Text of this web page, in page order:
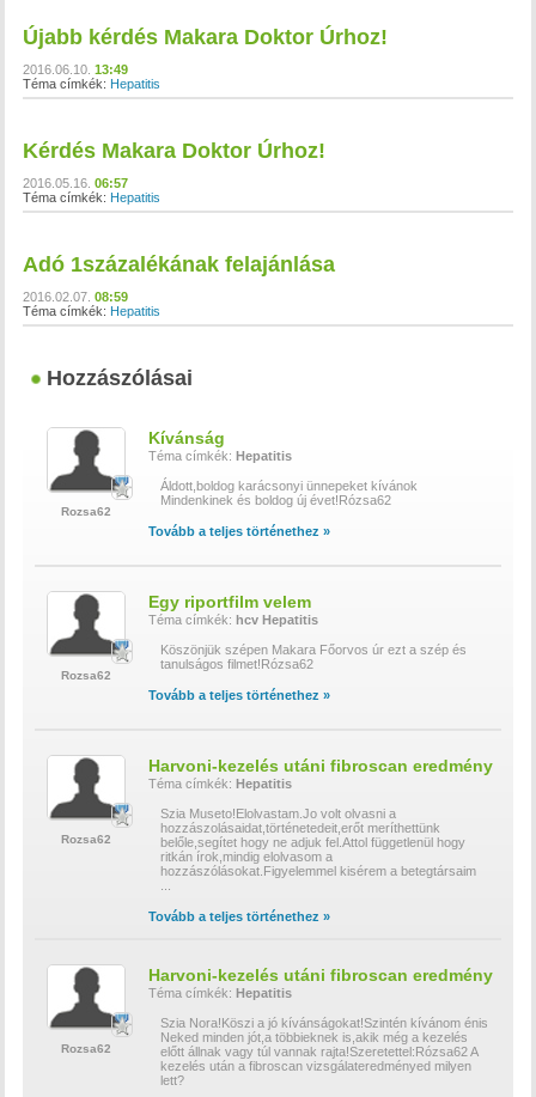
Újabb kérdés Makara Doktor Úrhoz!
2016.06.10. 13:49
Téma címkék: Hepatitis
Kérdés Makara Doktor Úrhoz!
2016.05.16. 06:57
Téma címkék: Hepatitis
Adó 1százalékának felajánlása
2016.02.07. 08:59
Téma címkék: Hepatitis
Hozzászólásai
Rozsa62
Kívánság
Téma címkék: Hepatitis
Áldott,boldog karácsonyi ünnepeket kívánok
Mindenkinek és boldog új évet!Rózsa62
Tovább a teljes történethez »
Rozsa62
Egy riportfilm velem
Téma címkék: hcv Hepatitis
Köszönjük szépen Makara Főorvos úr ezt a szép és
tanulságos filmet!Rózsa62
Tovább a teljes történethez »
Rozsa62
Harvoni-kezelés utáni fibroscan eredmény
Téma címkék: Hepatitis
Szia Museto!Elolvastam.Jo volt olvasni a
hozzászolásaidat,történetedeit,erőt meríthettünk
belőle,segítet hogy ne adjuk fel.Attol függetlenül hogy
ritkán írok,mindig elolvasom a
hozzászólásokat.Figyelemmel kisérem a betegtársaim
Tovább a teljes történethez »
Rozsa62
Harvoni-kezelés utáni fibroscan eredmény
Téma címkék: Hepatitis
Szia Nora!Köszi a jó kívánságokat!Szintén kívánom énis
Neked minden jót,a többieknek is,akik még a kezelés
előtt állnak vagy túl vannak rajta!Szeretettel:Rózsa62 A
kezelés után a fibroscan vizsgálateredményed milyen
lett?